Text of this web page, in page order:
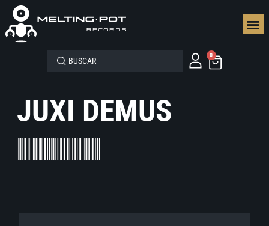
0
JUXI DEMUS